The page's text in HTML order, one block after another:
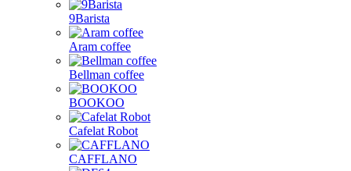
9Barista
Aram coffee
Bellman coffee
BOOKOO
Cafelat Robot
CAFFLANO